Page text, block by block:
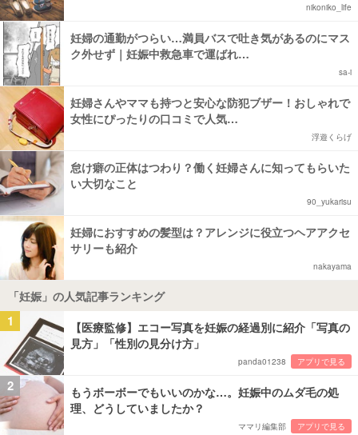
nikoniko_life
妊婦の通勤がつらい…満員バスで吐き気があるのにマス
ク外せず｜妊娠中救急車で運ばれ…
sa-i
妊婦さんやママも持つと安心な防犯ブザー！おしゃれで
女性にぴったりの口コミで人気…
浮遊くらげ
怠け癖の正体はつわり？働く妊婦さんに知ってもらいた
い大切なこと
90_yukarisu
妊婦におすすめの髪型は？アレンジに役立つヘアアクセ
サリーも紹介
nakayama
「妊娠」の人気記事ランキング
1
【医療監修】エコー写真を妊娠の経過別に紹介「写真の
見方」「性別の見分け方」
panda01238 アプリで見る
2
もうボーボーでもいいのかな…。妊娠中のムダ毛の処
理、どうしていましたか？
ママリ編集部 アプリで見る